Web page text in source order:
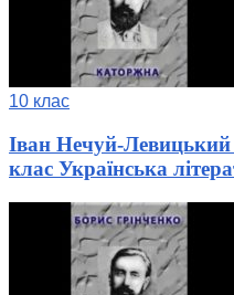
10 клас
Іван Нечуй-
клас Українська